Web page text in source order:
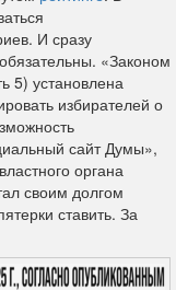
И сразу
«Законом
5) установлена
избирателей о
сайт Думы»,
органа
своим долгом
ставить. За